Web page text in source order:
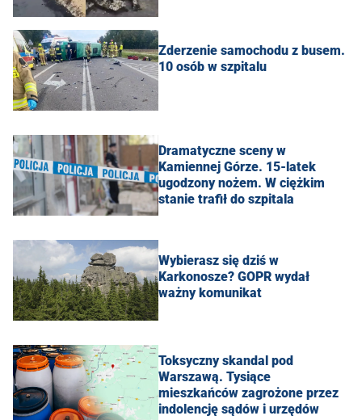
Zderzenie samochodu z busem.
10 osób w szpitalu
Dramatyczne sceny w
Kamiennej Górze. 15-latek
ugodzony nożem. W ciężkim
stanie trafił do szpitala
Wybierasz się dziś w
Karkonosze? GOPR wydał
ważny komunikat
Toksyczny skandal pod
Warszawą. Tysiące
mieszkańców zagrożone przez
indolencję sądów i urzędów